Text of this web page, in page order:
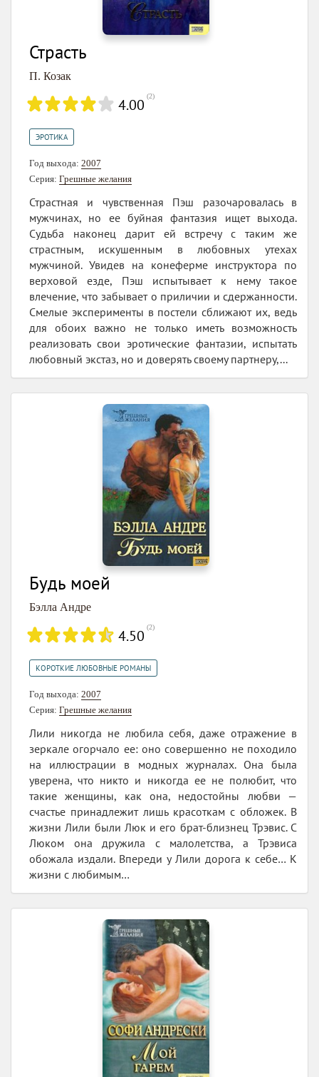
Страсть
П. Козак
4.00 (2)
ЭРОТИКА
Год выхода: 2007
Серия: Грешные желания
Страстная и чувственная Пэш разочаровалась в
мужчинах, но ее буйная фантазия ищет выхода.
Судьба наконец дарит ей встречу с таким же
страстным, искушенным в любовных утехах
мужчиной. Увидев на конеферме инструктора по
верховой езде, Пэш испытывает к нему такое
влечение, что забывает о приличии и сдержанности.
Смелые эксперименты в постели сближают их, ведь
для обоих важно не только иметь возможность
реализовать свои эротические фантазии, испытать
любовный экстаз, но и доверять своему партнеру,...
Будь моей
Бэлла Андре
4.50 (2)
КОРОТКИЕ ЛЮБОВНЫЕ РОМАНЫ
Год выхода: 2007
Серия: Грешные желания
Лили никогда не любила себя, даже отражение в
зеркале огорчало ее: оно совершенно не походило
на иллюстрации в модных журналах. Она была
уверена, что никто и никогда ее не полюбит, что
такие женщины, как она, недостойны любви —
счастье принадлежит лишь красоткам с обложек. В
жизни Лили были Люк и его брат-близнец Трэвис. С
Люком она дружила с малолетства, а Трэвиса
обожала издали. Впереди у Лили дорога к себе… К
жизни с любимым…